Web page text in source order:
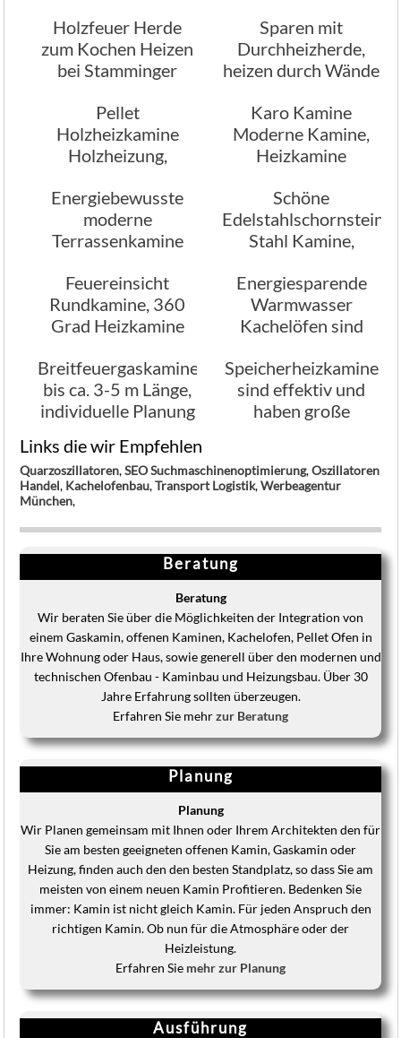
Holzfeuer Herde
zum Kochen Heizen
bei Stamminger
Sparen mit
Durchheizherde,
heizen durch Wände
Pellet
Holzheizkamine
Holzheizung,
Ofenbau
Karo Kamine
Moderne Kamine,
Heizkamine
Energiebewusste
moderne
Terrassenkamine
Gasfeuer
Schöne
Edelstahlschornstein
Stahl Kamine,
Rauchabzugs
Feuereinsicht
Rundkamine, 360
Grad Heizkamine
Beliebtheit
Energiesparende
Warmwasser
Kachelöfen sind
leistungsfähig
Breitfeuergaskamine
bis ca. 3-5 m Länge,
individuelle Planung
Speicherheizkamine
sind effektiv und
haben große
Stamminger
München
Links die wir Empfehlen
Quarzoszillatoren,SEO Suchmaschinenoptimierung,Oszillatoren
Handel, Kachelofenbau,Transport Logistik,Werbeagentur
München,
Beratung
Beratung
Wir beraten Sie über die Möglichkeiten der Integration von
einem Gaskamin, offenen Kaminen, Kachelofen, Pellet Ofen in
Ihre Wohnung oder Haus, sowie generell über den modernen und
technischen Ofenbau - Kaminbau und Heizungsbau. Über 30
Jahre Erfahrung sollten überzeugen.
Erfahren Sie mehrzur Beratung
Planung
Planung
Wir Planen gemeinsam mit Ihnen oder Ihrem Architekten den für
Sie am besten geeigneten offenen Kamin, Gaskamin oder
Heizung, finden auch den den besten Standplatz, so dass Sie am
meisten von einem neuen Kamin Profitieren. Bedenken Sie
immer: Kamin ist nicht gleich Kamin. Für jeden Anspruch den
richtigen Kamin. Ob nun für die Atmosphäre oder der
Heizleistung.
Erfahren Sie mehr zur Planung
Ausführung